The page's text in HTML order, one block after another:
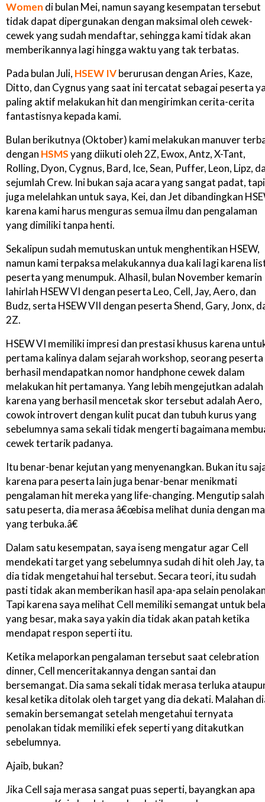
Women di bulan Mei, namun sayang kesempatan tersebut
tidak dapat dipergunakan dengan maksimal oleh cewek-
cewek yang sudah mendaftar, sehingga kami tidak akan
memberikannya lagi hingga waktu yang tak terbatas.
Pada bulan Juli, HSEW IVberurusan dengan Aries, Kaze,
Ditto, dan Cygnus yang saat ini tercatat sebagai peserta
paling aktif melakukan hit dan mengirimkan cerita-cerita
fantastisnya kepada kami.
Bulan berikutnya (Oktober) kami melakukan manuver
dengan HSMSyang diikuti oleh 2Z, Ewox, Antz, X-Tant,
Rolling, Dyon, Cygnus, Bard, Ice, Sean, Puffer, Leon, Lipz,
sejumlah Crew. Ini bukan saja acara yang sangat padat, tapi
juga melelahkan untuk saya, Kei, dan Jet dibandingkan
karena kami harus menguras semua ilmu dan pengalaman
yang dimiliki tanpa henti.
Sekalipun sudah memutuskan untuk menghentikan HSEW,
namun kami terpaksa melakukannya dua kali lagi karena
peserta yang menumpuk. Alhasil, bulan November kemarin
lahirlah HSEW VI dengan peserta Leo, Cell, Jay, Aero, dan
Budz, serta HSEW VII dengan peserta Shend, Gary, Jonx,
2Z.
HSEW VI memiliki impresi dan prestasi khusus karena
pertama kalinya dalam sejarah workshop, seorang peserta
berhasil mendapatkan nomor handphone cewek dalam
melakukan hit pertamanya. Yang lebih mengejutkan adalah
karena yang berhasil mencetak skor tersebut adalah Aero,
cowok introvert dengan kulit pucat dan tubuh kurus yang
sebelumnya sama sekali tidak mengerti bagaimana
cewek tertarik padanya.
Itu benar-benar kejutan yang menyenangkan. Bukan itu
karena para peserta lain juga benar-benar menikmati
pengalaman hit mereka yang life-changing. Mengutip salah
satu peserta, dia merasa â€œbisa melihat dunia dengan
yang terbuka.â€
Dalam satu kesempatan, saya iseng mengatur agar Cell
mendekati target yang sebelumnya sudah di hit oleh Jay,
dia tidak mengetahui hal tersebut. Secara teori, itu sudah
pasti tidak akan memberikan hasil apa-apa selain
Tapi karena saya melihat Cell memiliki semangat untuk
yang besar, maka saya yakin dia tidak akan patah ketika
mendapat respon seperti itu.
Ketika melaporkan pengalaman tersebut saat celebration
dinner, Cell menceritakannya dengan santai dan
bersemangat. Dia sama sekali tidak merasa terluka
kesal ketika ditolak oleh target yang dia dekati. Malahan
semakin bersemangat setelah mengetahui ternyata
penolakan tidak memiliki efek seperti yang ditakutkan
sebelumnya.
Ajaib, bukan?
Jika Cell saja merasa sangat puas seperti, bayangkan apa